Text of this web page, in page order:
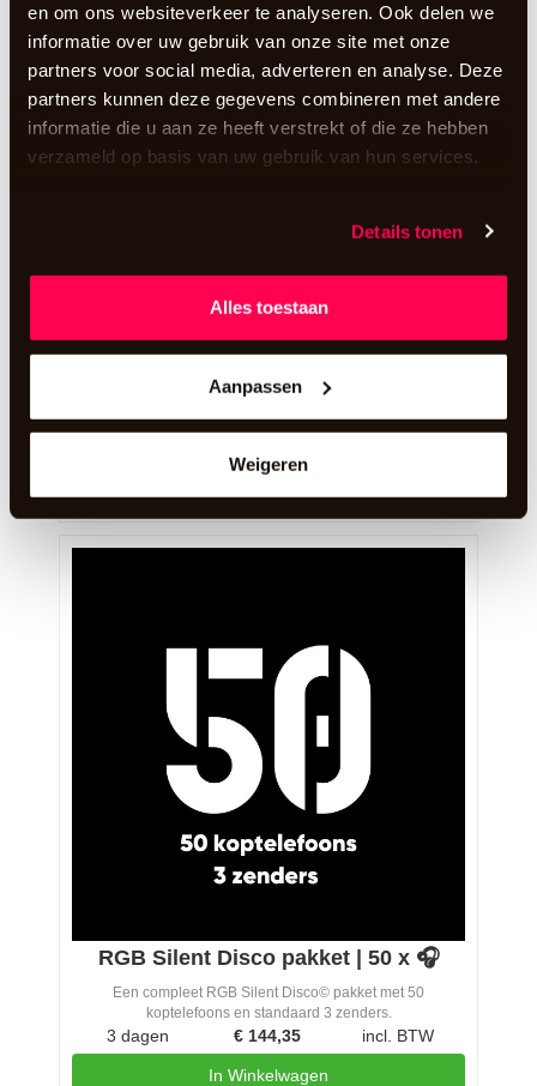
en om ons websiteverkeer te analyseren. Ook delen we
informatie over uw gebruik van onze site met onze
partners voor social media, adverteren en analyse. Deze
partners kunnen deze gegevens combineren met andere
informatie die u aan ze heeft verstrekt of die ze hebben
verzameld op basis van uw gebruik van hun services.
Details tonen
Alles toestaan
Aanpassen
Weigeren
RGB Silent Disco pakket | 50 x 🎧
Een compleet RGB Silent Disco© pakket met 50
koptelefoons en standaard 3 zenders.
3 dagen € 144,35 incl. BTW
In Winkelwagen